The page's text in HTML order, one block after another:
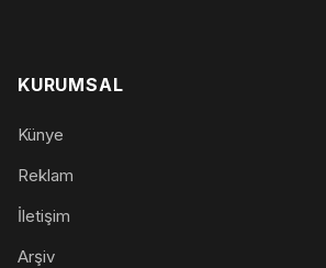
KURUMSAL
Künye
Reklam
İletişim
Arşiv